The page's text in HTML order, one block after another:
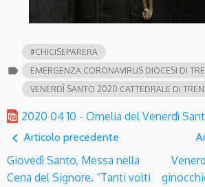
label
#CHICISEPARERA
EMERGENZA CORONAVIRUS DIOCESI DI
VENERDÌ SANTO 2020 CATTEDRALE DI
2020 04 10 - Omelia del Venerdì
navigate_before Articolo precedente
Giovedì Santo, Messa nella
Cena del Signore. “Tanti volti